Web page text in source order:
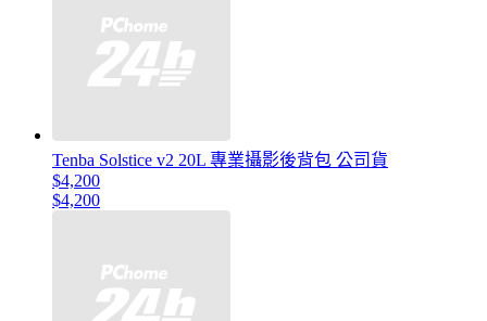
Tenba Solstice v2 20L 專業攝影後背包 公司貨
$4,200
$4,200